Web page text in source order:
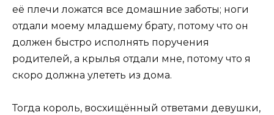
её плечи ложатся все домашние заботы; ноги
отдали моему младшему брату, потому что он
должен быстро исполнять поручения
родителей, а крылья отдали мне, потому что я
скоро должна улететь из дома.
Тогда король, восхищённый ответами девушки,